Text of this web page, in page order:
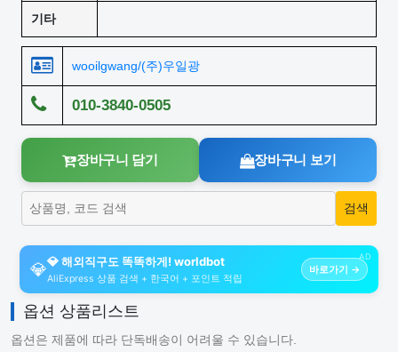
기타
wooilgwang/(주)우일광
010-3840-0505
장바구니 담기 장바구니 보기
AD
💎💎 해외직구도 똑똑하게! worldbot
AliExpress 상품 검색 + 한국어 + 포인트 적립
바로가기 →
옵션 상품리스트
옵션은 제품에 따라 단독배송이 어려울 수 있습니다.